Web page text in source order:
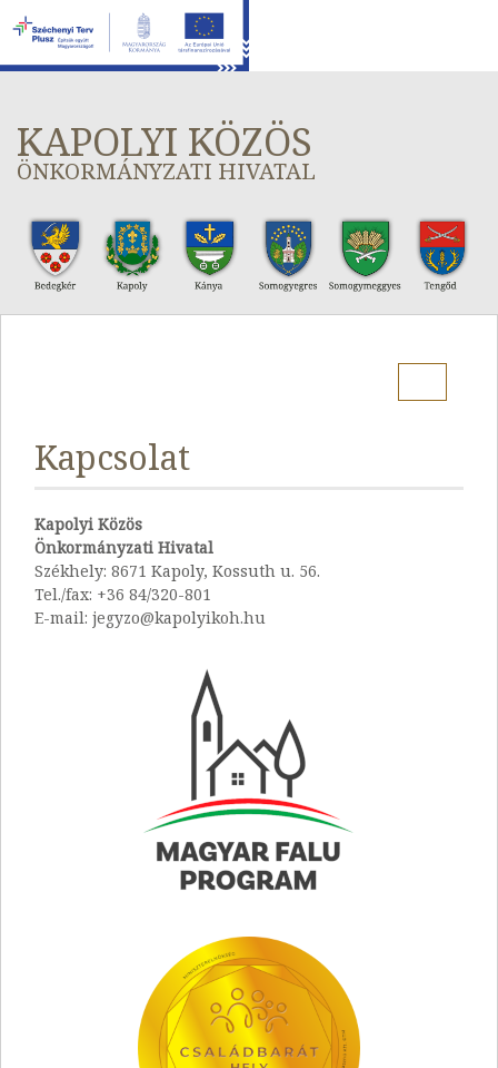
KAPOLYI KÖZÖS
ÖNKORMÁNYZATI HIVATAL
Kapcsolat
Kapolyi Közös
Önkormányzati Hivatal
Székhely: 8671 Kapoly, Kossuth u. 56.
Tel./fax: +36 84/320-801
E-mail: jegyzo@kapolyikoh.hu